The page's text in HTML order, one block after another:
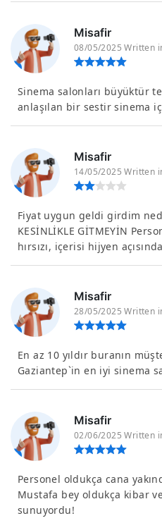
Misafir
08/05/2025 Written
Sinema salonları büyüktür
anlaşılan bir sestir sinema
Misafir
14/05/2025 Written
Fiyat uygun geldi girdim
KESİNLİKLE GİTMEYİN
hırsızı, içerisi hijyen
Misafir
28/05/2025 Written
En az 10 yıldır buranın
Gaziantep`in en iyi sinema
Misafir
02/06/2025 Written
Personel oldukça cana
Mustafa bey oldukça kibar
sunuyordu!